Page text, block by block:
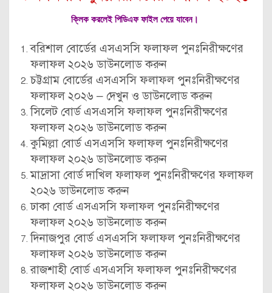
ক্লিক করলেই পিডিএফ ফাইল পেয়ে যাবেন।
বরিশাল বোর্ডের এসএসসি ফলাফল পুনঃনিরীক্ষণের
ফলাফল ২০২৬ ডাউনলোড করুন
চট্টগ্রাম বোর্ডের এসএসসি ফলাফল পুনঃনিরীক্ষণের
ফলাফল ২০২৬ – দেখুন ও ডাউনলোড করুন
সিলেট বোর্ড এসএসসি ফলাফল পুনঃনিরীক্ষণের
ফলাফল ২০২৬ ডাউনলোড করুন
কুমিল্লা বোর্ড এসএসসি ফলাফল পুনঃনিরীক্ষণের
ফলাফল ২০২৬ ডাউনলোড করুন
মাদ্রাসা বোর্ড দাখিল ফলাফল পুনঃনিরীক্ষণের ফলাফল
২০২৬ ডাউনলোড করুন
ঢাকা বোর্ড এসএসসি ফলাফল পুনঃনিরীক্ষণের
ফলাফল ২০২৬ ডাউনলোড করুন
দিনাজপুর বোর্ড এসএসসি ফলাফল পুনঃনিরীক্ষণের
ফলাফল ২০২৬ ডাউনলোড করুন
রাজশাহী বোর্ড এসএসসি ফলাফল পুনঃনিরীক্ষণের
ফলাফল ২০২৬ ডাউনলোড করুন